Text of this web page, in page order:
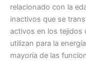
relacionado con la
inactivos que se
activos en los tejidos
utilizan para la
mayoría de las